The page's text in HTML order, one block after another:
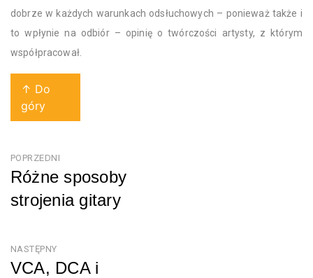
dobrze w każdych warunkach odsłuchowych – ponieważ także i
to wpłynie na odbiór – opinię o twórczości artysty, z którym
współpracował.
↑ Do
góry
Nawigacja
wpisu
POPRZEDNI
Różne sposoby
strojenia gitary
NASTĘPNY
VCA, DCA i